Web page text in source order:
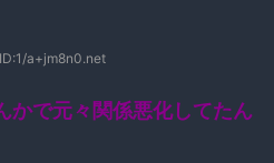
a+jm8n0.net
かで元々関係悪化してたん